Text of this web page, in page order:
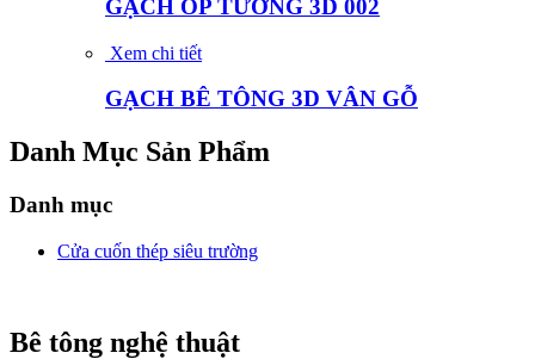
GẠCH ỐP TƯỜNG 3D 002
Xem chi tiết
GẠCH BÊ TÔNG 3D VÂN GỖ
Danh Mục Sản Phẩm
Danh mục
Cửa cuốn thép siêu trường
Bê tông nghệ thuật